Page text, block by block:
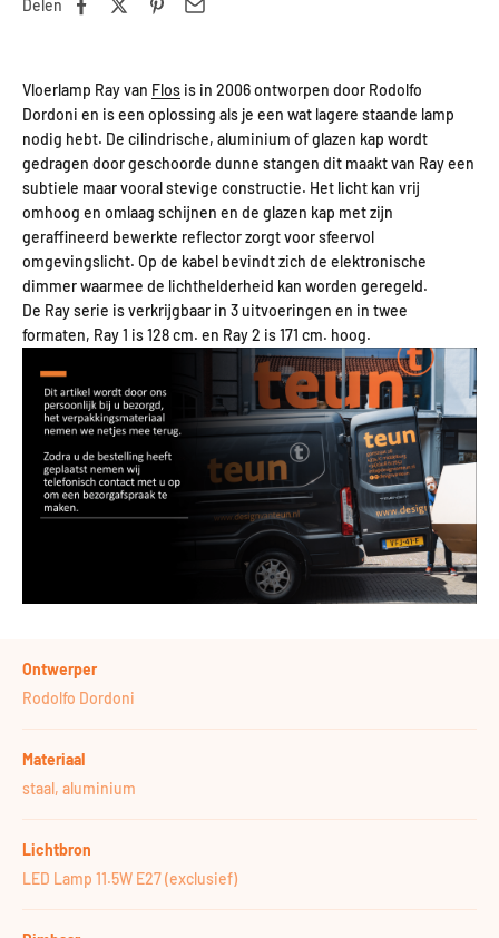
Delen
Vloerlamp Ray van Flos is in 2006 ontworpen door Rodolfo
Dordoni en is een oplossing als je een wat lagere staande lamp
nodig hebt. De cilindrische, aluminium of glazen kap wordt
gedragen door geschoorde dunne stangen dit maakt van Ray een
subtiele maar vooral stevige constructie. Het licht kan vrij
omhoog en omlaag schijnen en de glazen kap met zijn
geraffineerd bewerkte reflector zorgt voor sfeervol
omgevingslicht. Op de kabel bevindt zich de elektronische
dimmer waarmee de lichthelderheid kan worden geregeld.
De Ray serie is verkrijgbaar in 3 uitvoeringen en in twee
formaten, Ray 1 is 128 cm. en Ray 2 is 171 cm. hoog.
Ontwerper
Rodolfo Dordoni
Materiaal
staal, aluminium
Lichtbron
LED Lamp 11.5W E27 (exclusief)